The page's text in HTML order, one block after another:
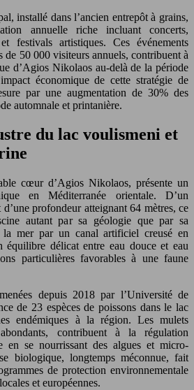
installé dans l’ancien entrepôt à grains,
annuelle riche incluant concerts,
festivals artistiques. Ces événements
50 000 visiteurs annuels, contribuent à
d’Agios Nikolaos au-delà de la période
économique de cette stratégie de
par une augmentation de 30% des
automnale et printanière.
du lac voulismeni et
cœur d’Agios Nikolaos, présente un
en Méditerranée orientale. D’un
profondeur atteignant 64 mètres, ce
autant par sa géologie que par sa
la mer par un canal artificiel creusé en
délicat entre eau douce et eau
particulières favorables à une faune
depuis 2018 par l’Université de
de 23 espèces de poissons dans le lac
endémiques à la région. Les mulets
contribuent à la régulation
en se nourrissant des algues et micro-
biologique, longtemps méconnue, fait
de protection environnementale
et européennes.